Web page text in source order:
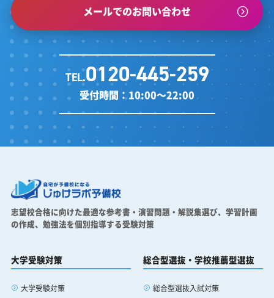
メールでのお問い合わせ
TEL.0120-445-259
受付時間：10:00～22:00
志望校合格に向けた最適な参考書・演習問題・解説集選び、 学習計画
の作成、勉強法を個別指導する受験対策
大学受験対策
大学受験対策
総合型選抜・学校推薦型選抜
総合型選抜入試対策